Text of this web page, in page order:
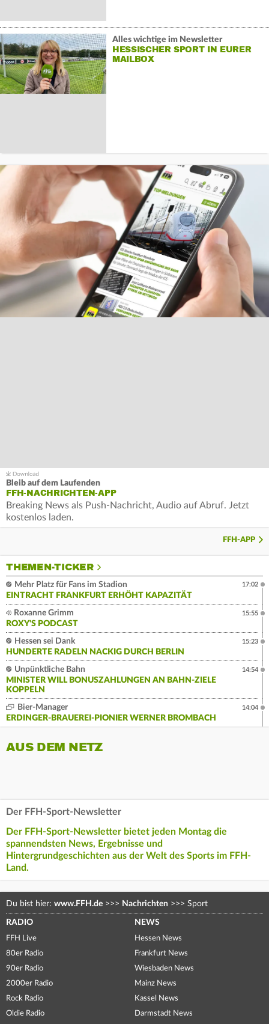
Alles wichtige im Newsletter
HESSISCHER SPORT IN EURER
MAILBOX
Bleib auf dem Laufenden
FFH-NACHRICHTEN-APP
Breaking News als Push-Nachricht, Audio auf Abruf. Jetzt
kostenlos laden.
FFH-APP
THEMEN-TICKER
Mehr Platz für Fans im Stadion
EINTRACHT FRANKFURT ERHÖHT KAPAZITÄT
17:02
Roxanne Grimm
ROXY'S PODCAST
15:55
Hessen sei Dank
HUNDERTE RADELN NACKIG DURCH BERLIN
15:23
Unpünktliche Bahn
MINISTER WILL BONUSZAHLUNGEN AN BAHN-ZIELE
KOPPELN
14:54
Bier-Manager
ERDINGER-BRAUEREI-PIONIER WERNER BROMBACH
14:04
AUS DEM NETZ
Der FFH-Sport-Newsletter
Der FFH-Sport-Newsletter bietet jeden Montag die
spannendsten News, Ergebnisse und
Hintergrundgeschichten aus der Welt des Sports im FFH-
Land.
Du bist hier: www.FFH.de >>> Nachrichten >>> Sport
RADIO
FFH Live
80er Radio
90er Radio
2000er Radio
Rock Radio
Oldie Radio
NEWS
Hessen News
Frankfurt News
Wiesbaden News
Mainz News
Kassel News
Darmstadt News